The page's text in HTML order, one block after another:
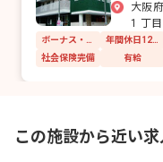
大阪
1 丁
社会保険完備
有給
この施設から近い求